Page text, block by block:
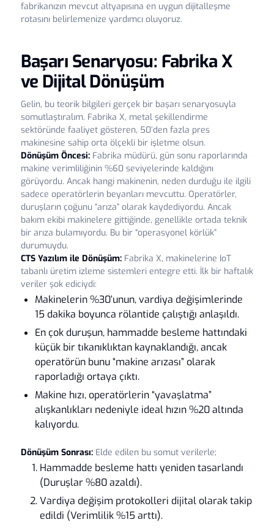
fabrikanızın mevcut altyapısına en uygun dijitalleşme
rotasını belirlemenize yardımcı oluyoruz.
Başarı Senaryosu: Fabrika X
ve Dijital Dönüşüm
Gelin, bu teorik bilgileri gerçek bir başarı senaryosuyla
somutlaştıralım. Fabrika X, metal şekillendirme
sektöründe faaliyet gösteren, 50’den fazla pres
makinesine sahip orta ölçekli bir işletme olsun.
Dönüşüm Öncesi:Fabrika müdürü, gün sonu raporlarında
makine verimliliğinin %60 seviyelerinde kaldığını
görüyordu. Ancak hangi makinenin, neden durduğu ile ilgili
sadece operatörlerin beyanları mevcuttu. Operatörler,
duruşların çoğunu “arıza” olarak kaydediyordu. Ancak
bakım ekibi makinelere gittiğinde, genellikle ortada teknik
bir arıza bulamıyordu. Bu bir “operasyonel körlük”
durumuydu.
CTS Yazılım ile Dönüşüm:Fabrika X, makinelerine IoT
tabanlı üretim izleme sistemleri entegre etti. İlk bir haftalık
veriler şok ediciydi:
Makinelerin %30’unun, vardiya değişimlerinde
15 dakika boyunca rölantide çalıştığı anlaşıldı.
En çok duruşun, hammadde besleme hattındaki
küçük bir tıkanıklıktan kaynaklandığı, ancak
operatörün bunu “makine arızası” olarak
raporladığı ortaya çıktı.
Makine hızı, operatörlerin “yavaşlatma”
alışkanlıkları nedeniyle ideal hızın %20 altında
kalıyordu.
Dönüşüm Sonrası:Elde edilen bu somut verilerle;
Hammadde besleme hattı yeniden tasarlandı
(Duruşlar %80 azaldı).
Vardiya değişim protokolleri dijital olarak takip
edildi (Verimlilik %15 arttı).